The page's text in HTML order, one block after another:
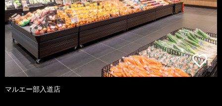
マルエー部入道店